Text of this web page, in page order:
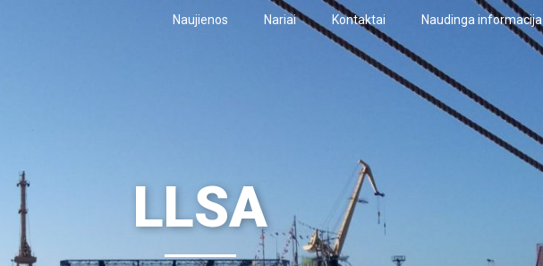
Naujienos Nariai Kontaktai Naudinga informacija
LLSA